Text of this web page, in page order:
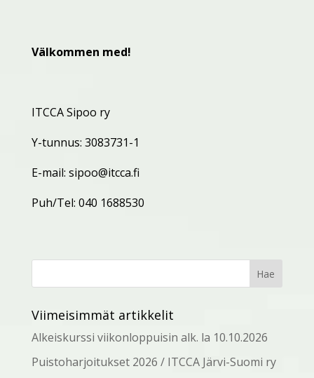
Välkommen med!
ITCCA Sipoo ry
Y-tunnus: 3083731-1
E-mail: sipoo@itcca.fi
Puh/Tel: 040 1688530
Viimeisimmät artikkelit
Alkeiskurssi viikonloppuisin alk. la 10.10.2026
Puistoharjoitukset 2026 / ITCCA Järvi-Suomi ry